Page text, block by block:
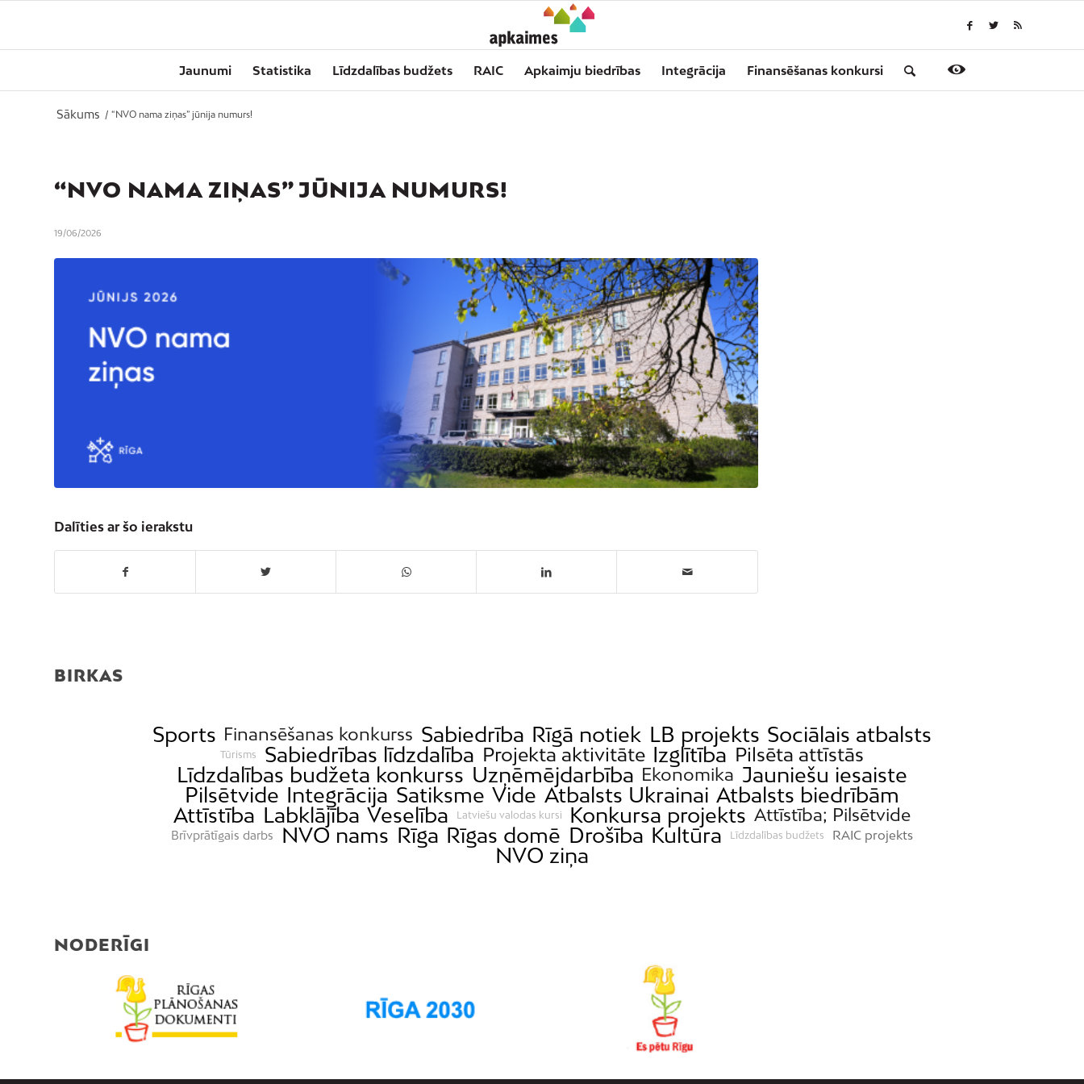
Jaunumi Statistika Līdzdalības budžets RAIC Apkaimju biedrības Integrācija Finansēšanas konkursi
Sākums / “NVO nama ziņas” jūnija numurs!
“NVO NAMA ZIŅAS” JŪNIJA NUMURS!
19/06/2026
Dalīties ar šo ierakstu
BIRKAS
Sports Finansēšanas konkurss Sabiedrība Rīgā notiek LB projekts Sociālais atbalsts
Tūrisms Sabiedrības līdzdalība Projekta aktivitāte Izglītība Pilsēta attīstās
Līdzdalības budžeta konkurss Uzņēmējdarbība Ekonomika Jauniešu iesaiste
Pilsētvide Integrācija Satiksme Vide Atbalsts Ukrainai Atbalsts biedrībām
Attīstība Labklājība Veselība Latviešu valodas kursi Konkursa projekts Attīstība; Pilsētvide
Brīvprātīgais darbs NVO nams Rīga Rīgas domē Drošība Kultūra Līdzdalības budžets RAIC projekts
NVO ziņa
NODERĪGI